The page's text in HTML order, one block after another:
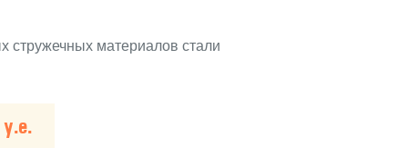
материалов стали